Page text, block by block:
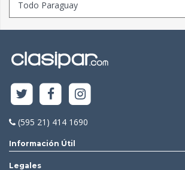
(595 21) 414 1690
Información Útil
Legales